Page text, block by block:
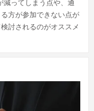
ってしまう点や、通
方が参加できない点が
討されるのがオススメ